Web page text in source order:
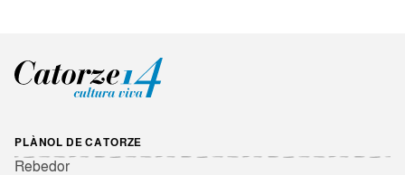
PLÀNOL DE CATORZE
Rebedor